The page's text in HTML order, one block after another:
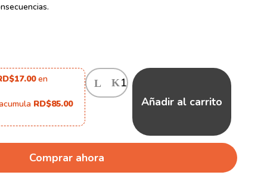
en
RD$85.00
Añadir al carrito
Comprar ahora